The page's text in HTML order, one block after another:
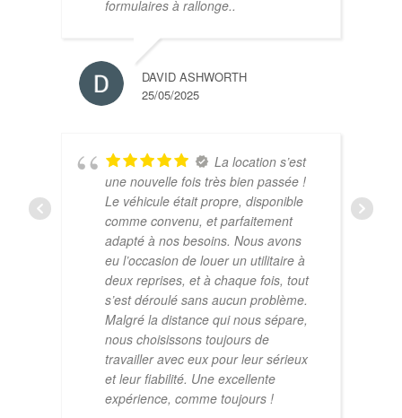
formulaires à rallonge..
DAVID ASHWORTH
25/05/2025
La location s’est
une nouvelle fois très bien passée !
Le véhicule était propre, disponible
comme convenu, et parfaitement
adapté à nos besoins. Nous avons
eu l’occasion de louer un utilitaire à
deux reprises, et à chaque fois, tout
s’est déroulé sans aucun problème.
Malgré la distance qui nous sépare,
nous choisissons toujours de
travailler avec eux pour leur sérieux
et leur fiabilité. Une excellente
expérience, comme toujours !